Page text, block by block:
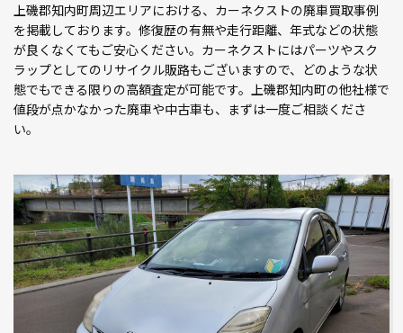
上磯郡知内町周辺エリアにおける、カーネクストの廃車買取事例
を掲載しております。修復歴の有無や走行距離、年式などの状態
が良くなくてもご安心ください。カーネクストにはパーツやスク
ラップとしてのリサイクル販路もございますので、どのような状
態でもできる限りの高額査定が可能です。上磯郡知内町の他社様で
値段が点かなかった廃車や中古車も、まずは一度ご相談くださ
い。